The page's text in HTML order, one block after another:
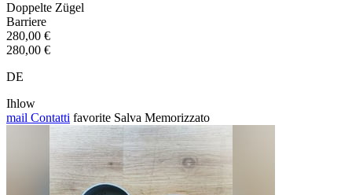
Doppelte Zügel
Barriere
280,00 €
280,00 €
DE
Ihlow
mail Contatti favorite Salva Memorizzato